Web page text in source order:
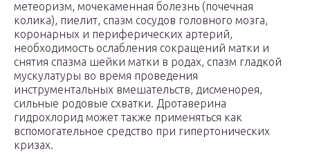
метеоризм, мочекаменная болезнь (почечная
колика), пиелит, спазм сосудов головного мозга,
коронарных и периферических артерий,
необходимость ослабления сокращений матки и
снятия спазма шейки матки в родах, спазм гладкой
мускулатуры во время проведения
инструментальных вмешательств, дисменорея,
сильные родовые схватки. Дротаверина
гидрохлорид может также применяться как
вспомогательное средство при гипертонических
кризах.